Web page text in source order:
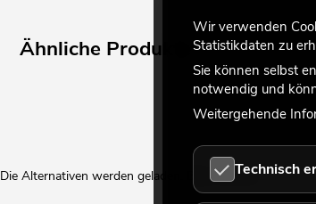
Ähnliche Produkte
Die Alternativen werden geladen. Bitte warten...
Wir verwenden
Statistikdaten zu
Sie können selbst
notwendig und
Weitergehende
Technisch